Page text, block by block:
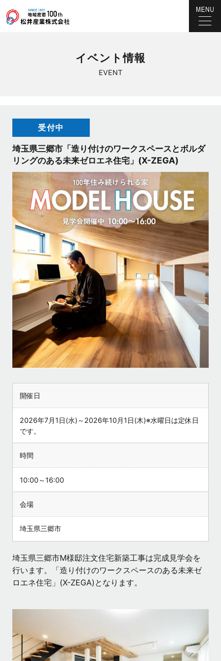
EVENT
イベント情報
受付中
埼玉県三郷市「造り付けのワークスペースとボルダ
リングのある未来ゼロエネ住宅」(X-ZEGA)
開催日
2026年7月1日(水)～2026年10月1日(木)※水曜日は定休日
です。
時間
10:00～16:00
会場
埼玉県三郷市
埼玉県三郷市M様邸注文住宅新築工事は完成見学会を
行います。「造り付けのワークスペースのある未来ゼ
ロエネ住宅」(X-ZEGA)となります。